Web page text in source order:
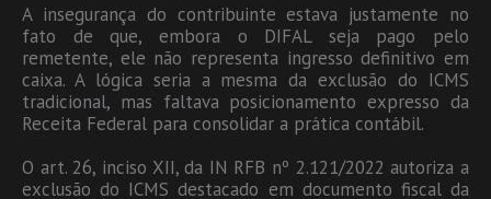
A insegurança do contribuinte estava justamente no
fato de que, embora o DIFAL seja pago pelo
remetente, ele não representa ingresso definitivo em
caixa. A lógica seria a mesma da exclusão do ICMS
tradicional, mas faltava posicionamento expresso da
Receita Federal para consolidar a prática contábil.
O art. 26, inciso XII, da IN RFB nº 2.121/2022 autoriza a
exclusão do ICMS destacado em documento fiscal da